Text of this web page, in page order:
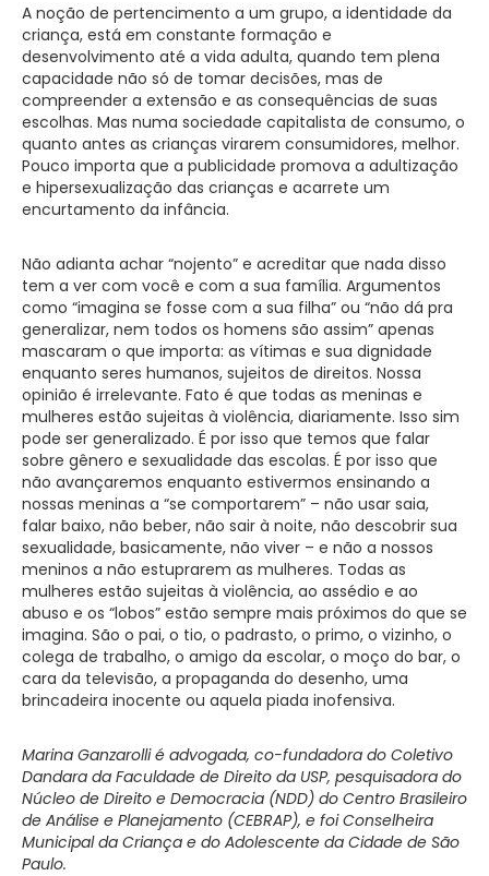
A noção de pertencimento a um grupo, a identidade da
criança, está em constante formação e
desenvolvimento até a vida adulta, quando tem plena
capacidade não só de tomar decisões, mas de
compreender a extensão e as consequências de suas
escolhas. Mas numa sociedade capitalista de consumo, o
quanto antes as crianças virarem consumidores, melhor.
Pouco importa que a publicidade promova a adultização
e hipersexualização das crianças e acarrete um
encurtamento da infância.
Não adianta achar “nojento” e acreditar que nada disso
tem a ver com você e com a sua família. Argumentos
como “imagina se fosse com a sua filha” ou “não dá pra
generalizar, nem todos os homens são assim” apenas
mascaram o que importa: as vítimas e sua dignidade
enquanto seres humanos, sujeitos de direitos. Nossa
opinião é irrelevante. Fato é que todas as meninas e
mulheres estão sujeitas à violência, diariamente. Isso sim
pode ser generalizado. É por isso que temos que falar
sobre gênero e sexualidade das escolas. É por isso que
não avançaremos enquanto estivermos ensinando a
nossas meninas a “se comportarem” – não usar saia,
falar baixo, não beber, não sair à noite, não descobrir sua
sexualidade, basicamente, não viver – e não a nossos
meninos a não estuprarem as mulheres. Todas as
mulheres estão sujeitas à violência, ao assédio e ao
abuso e os “lobos” estão sempre mais próximos do que se
imagina. São o pai, o tio, o padrasto, o primo, o vizinho, o
colega de trabalho, o amigo da escolar, o moço do bar, o
cara da televisão, a propaganda do desenho, uma
brincadeira inocente ou aquela piada inofensiva.
Marina Ganzarolli é advogada, co-fundadora do Coletivo
Dandara da Faculdade de Direito da USP, pesquisadora do
Núcleo de Direito e Democracia (NDD) do Centro Brasileiro
de Análise e Planejamento (CEBRAP), e foi Conselheira
Municipal da Criança e do Adolescente da Cidade de São
Paulo.